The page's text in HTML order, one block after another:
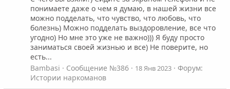
понимаете даже о чем я думаю, в нашей жизни все
можно подделать, что чувство, что любовь, что
болезнь) Можно подделать выздоровление, все что
угодно) Но мне это уже не важно))) Я буду просто
заниматься своей жизнью и все) Не поверите, но
есть...
Bambasi
Сообщение №386 18 Янв 2023
Форум:
Истории наркоманов